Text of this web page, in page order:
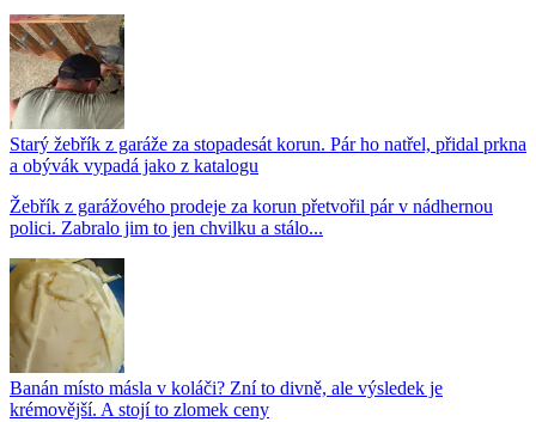
Starý žebřík z garáže za stopadesát korun. Pár ho natřel, přidal prkna
a obývák vypadá jako z katalogu
Žebřík z garážového prodeje za korun přetvořil pár v nádhernou
polici. Zabralo jim to jen chvilku a stálo...
Banán místo másla v koláči? Zní to divně, ale výsledek je
krémovější. A stojí to zlomek ceny